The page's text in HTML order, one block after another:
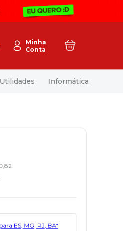
Minha
Conta
Utilidades Informática
,82
para ES, MG, RJ, BA*